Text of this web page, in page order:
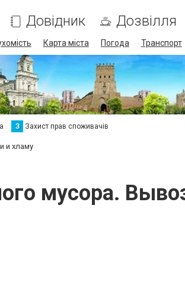
Довідник Дозвілля
Карта міста Погода Транспорт
З Захист прав споживачів
и хламу
мусора.